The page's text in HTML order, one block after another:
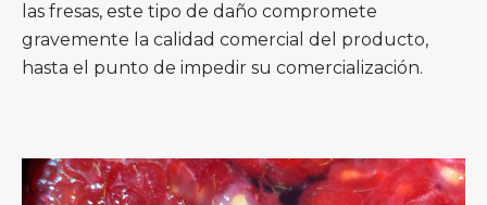
las fresas, este tipo de daño compromete
gravemente la calidad comercial del producto,
hasta el punto de impedir su comercialización.